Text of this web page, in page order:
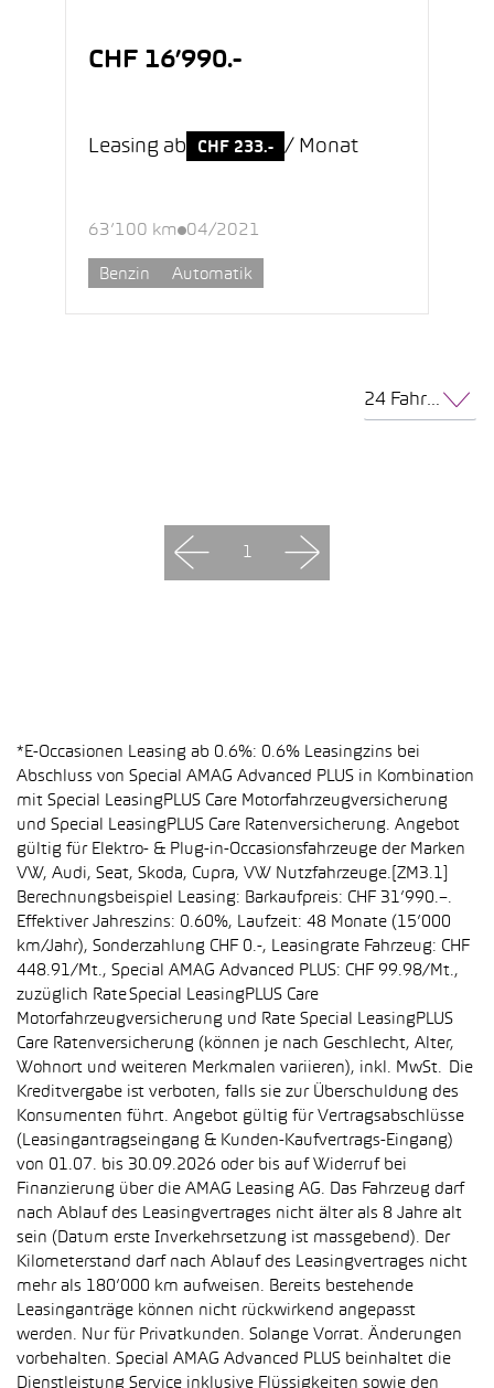
CHF 16’990.-
Leasing ab CHF 233.- / Monat
63’100 km 04/2021
Benzin Automatik
24 Fahrzeuge pro Seite
1
*E-Occasionen Leasing ab 0.6%: 0.6% Leasingzins bei
Abschluss von Special AMAG Advanced PLUS in Kombination
mit Special LeasingPLUS Care Motorfahrzeugversicherung
und Special LeasingPLUS Care Ratenversicherung. Angebot
gültig für Elektro- & Plug-in-Occasionsfahrzeuge der Marken
VW, Audi, Seat, Skoda, Cupra, VW Nutzfahrzeuge.[ZM3.1]
Berechnungsbeispiel Leasing: Barkaufpreis: CHF 31’990.–.
Effektiver Jahreszins: 0.60%, Laufzeit: 48 Monate (15’000
km/Jahr), Sonderzahlung CHF 0.-, Leasingrate Fahrzeug: CHF
448.91/Mt., Special AMAG Advanced PLUS: CHF 99.98/Mt.,
zuzüglich Rate Special LeasingPLUS Care
Motorfahrzeugversicherung und Rate Special LeasingPLUS
Care Ratenversicherung (können je nach Geschlecht, Alter,
Wohnort und weiteren Merkmalen variieren), inkl. MwSt. Die
Kreditvergabe ist verboten, falls sie zur Überschuldung des
Konsumenten führt. Angebot gültig für Vertragsabschlüsse
(Leasingantragseingang & Kunden-Kaufvertrags-Eingang)
von 01.07. bis 30.09.2026 oder bis auf Widerruf bei
Finanzierung über die AMAG Leasing AG. Das Fahrzeug darf
nach Ablauf des Leasingvertrages nicht älter als 8 Jahre alt
sein (Datum erste Inverkehrsetzung ist massgebend). Der
Kilometerstand darf nach Ablauf des Leasingvertrages nicht
mehr als 180’000 km aufweisen. Bereits bestehende
Leasinganträge können nicht rückwirkend angepasst
werden. Nur für Privatkunden. Solange Vorrat. Änderungen
vorbehalten. Special AMAG Advanced PLUS beinhaltet die
Dienstleistung Service inklusive Flüssigkeiten sowie den